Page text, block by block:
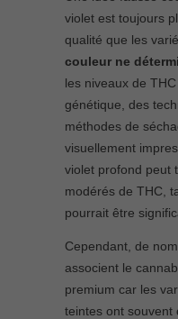
violet est toujours
qualité que les
couleur ne
les niveaux de
génétique, des
méthodes de
visuellement
violet profond peut
modérés de THC,
pourrait être
Cependant, de
associent le
premium car les
teintes ont souvent